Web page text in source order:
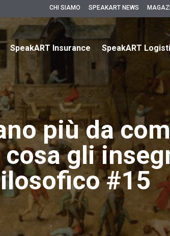
CHI SIAMO SPEAKART NEWS
SpeakART Insurance SpeakART
più da
gli
#15